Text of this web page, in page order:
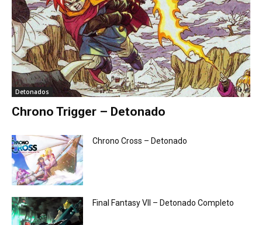
Detonados
Chrono Trigger – Detonado
Chrono Cross – Detonado
Final Fantasy VII – Detonado Completo